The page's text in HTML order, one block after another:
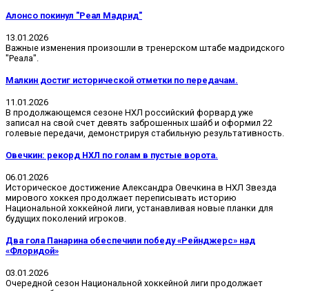
Алонсо покинул "Реал Мадрид"
13.01.2026
Важные изменения произошли в тренерском штабе мадридского
"Реала".
Малкин достиг исторической отметки по передачам.
11.01.2026
В продолжающемся сезоне НХЛ российский форвард уже
записал на свой счет девять заброшенных шайб и оформил 22
голевые передачи, демонстрируя стабильную результативность.
Овечкин: рекорд НХЛ по голам в пустые ворота.
06.01.2026
Историческое достижение Александра Овечкина в НХЛ Звезда
мирового хоккея продолжает переписывать историю
Национальной хоккейной лиги, устанавливая новые планки для
будущих поколений игроков.
Два гола Панарина обеспечили победу «Рейнджерс» над
«Флоридой»
03.01.2026
Очередной сезон Национальной хоккейной лиги продолжает